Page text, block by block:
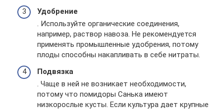
Удобрение
. Используйте органические соединения,
например, раствор навоза. Не рекомендуется
применять промышленные удобрения, потому
плоды способны накапливать в себе нитраты.
Подвязка
. Чаще в ней не возникает необходимости,
потому что помидоры Санька имеют
низкорослые кусты. Если культура дает крупные